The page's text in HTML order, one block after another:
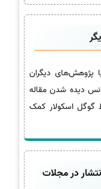
پژوهش‌های دیگران
دیده شدن مقاله
اسکولار کمک
در مجلات